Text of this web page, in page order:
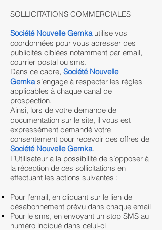
SOLLICITATIONS COMMERCIALES
Société Nouvelle Gemkautilise vos
coordonnées pour vous adresser des
publicités ciblées notamment par email,
courrier postal ou sms.
Dans ce cadre, Société Nouvelle
Gemka s’engage à respecter les règles
applicables à chaque canal de
prospection.
Ainsi, lors de votre demande de
documentation sur le site, il vous est
expressément demandé votre
consentement pour recevoir des offres de
Société Nouvelle Gemka.
L’Utilisateur a la possibilité de s’opposer à
la réception de ces sollicitations en
effectuant les actions suivantes :
Pour l’email, en cliquant sur le lien de
désabonnement prévu dans chaque email
Pour le sms, en envoyant un stop SMS au
numéro indiqué dans celui-ci